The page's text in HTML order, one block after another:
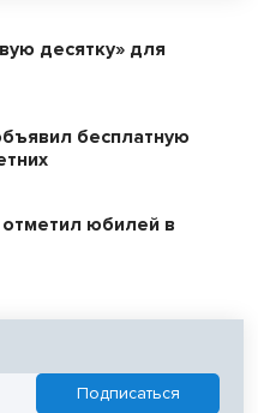
десятку» для
бесплатную
юбилей в